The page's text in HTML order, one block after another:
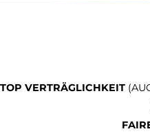
TOP VERTRÄGLICHKEIT